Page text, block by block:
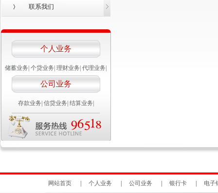
联系我们
个人业务
储蓄业务 个贷业务 理财业务 代理业务
公司业务
存款业务 信贷业务 结算业务
网站首页 个人业务 公司业务 银行卡 电子